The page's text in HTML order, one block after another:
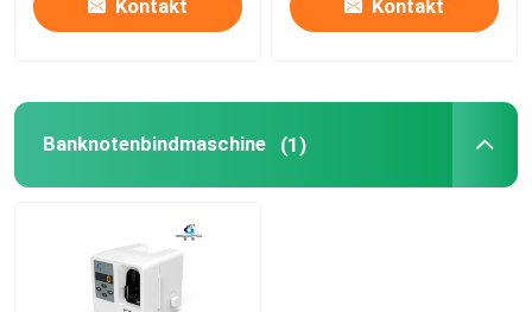
Kontakt Kontakt
Banknotenbindmaschine (1)